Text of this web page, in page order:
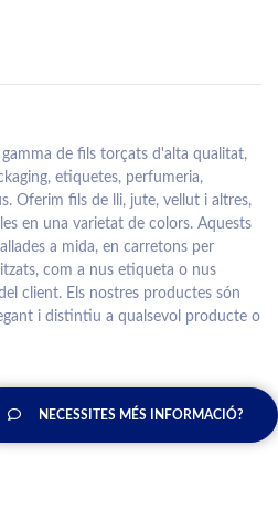
de fils torçats d'alta qualitat,
etiquetes, perfumeria,
Oferim fils de lli, jute, vellut i altres,
en una varietat de colors. Aquests
a mida, en carretons per
com a nus etiqueta o nus
client. Els nostres productes són
i distintiu a qualsevol producte o
NECESSITES MÉS INFORMACIÓ?